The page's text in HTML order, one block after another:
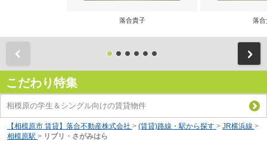
落合貴子 落合
こだわり特集
相模原の学生＆シングル向けの賃貸物件
【相模原市 賃貸】落合不動産株式会社 > (賃貸)路線・駅から探す > JR横浜線 >
相模原駅 > リブリ・さがみはら